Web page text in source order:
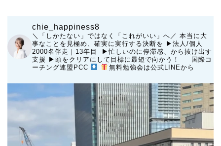
chie_happiness8
＼「しかたない」ではなく「これがいい」へ／ 本当に大
事なことを見極め、確実に実行する決断を ▶︎法人/個人
2000名伴走｜13年目 ▶︎忙しいのに停滞感、から抜け出す
支援 ▶︎頭をクリアにして目標に最短で向かう！
国際コ
ーチング連盟PCC
無料勉強会は公式LINEから